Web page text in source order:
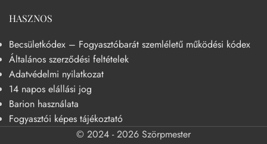
HASZNOS
Becsületkódex – Fogyasztóbarát szemléletű működési kódex
Általános szerződési feltételek
Adatvédelmi nyilatkozat
14 napos elállási jog
Barion használata
Fogyasztói képes tájékoztató
© 2024 - 2026 Szörpmester